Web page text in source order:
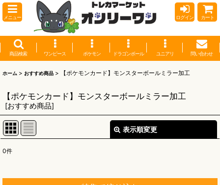
メニュー ログイン カート
商品検索 ワンピース ポケモン ドラゴンボール ユニアリ 問い合わせ
ホーム > おすすめ商品 > 【ポケモンカード】モンスターボールミラー加工
【ポケモンカード】モンスターボールミラー加工
[おすすめ商品]
表示順変更
0件